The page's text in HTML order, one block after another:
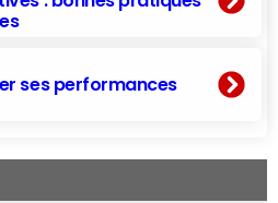
ses performances